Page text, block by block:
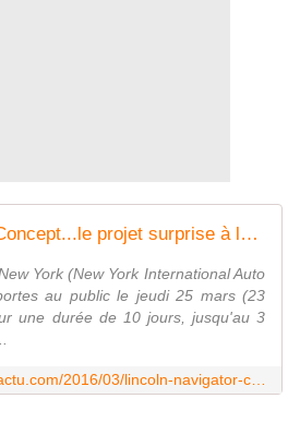
Lincoln Navigator Concept...le projet surprise à la conquête du luxe suprême! - FranceAuto-actu - actualité automobile régionale et internationale
York (New York International Auto
au public le jeudi 25 mars (23
une durée de 10 jours, jusqu'au 3